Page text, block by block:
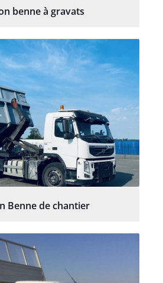
benne à gravats
Benne de chantier